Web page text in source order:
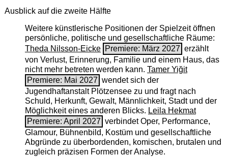
Ausblick auf die zweite Hälfte
Weitere künstlerische Positionen der Spielzeit öffnen
persönliche, politische und gesellschaftliche Räume:
Theda Nilsson-Eicke Premiere: März 2027 erzählt
von Verlust, Erinnerung, Familie und einem Haus, das
nicht mehr betreten werden kann. Tamer Yiğit
Premiere: Mai 2027 wendet sich der
Jugendhaftanstalt Plötzensee zu und fragt nach
Schuld, Herkunft, Gewalt, Männlichkeit, Stadt und der
Möglichkeit eines anderen Blicks. Leila Hekmat
Premiere: April 2027 verbindet Oper, Performance,
Glamour, Bühnenbild, Kostüm und gesellschaftliche
Abgründe zu überbordenden, komischen, brutalen und
zugleich präzisen Formen der Analyse.